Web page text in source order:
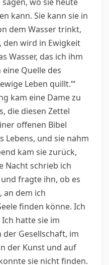
kann. Sie kann sie in
dem Wasser trinkt,
den wird in Ewigkeit
Wasser, das ich ihm
Quelle des
Leben quillt.‘“
kam eine Dame zu
die diesen Zettel
offenen Bibel
Lebens, und sie nahm
kam sie zurück,
Nacht schrieb ich
fragte ihn, ob es
an dem ich
finden könne. Ich
hatte sie im
Gesellschaft, im
der Kunst und auf
sie nicht finden.